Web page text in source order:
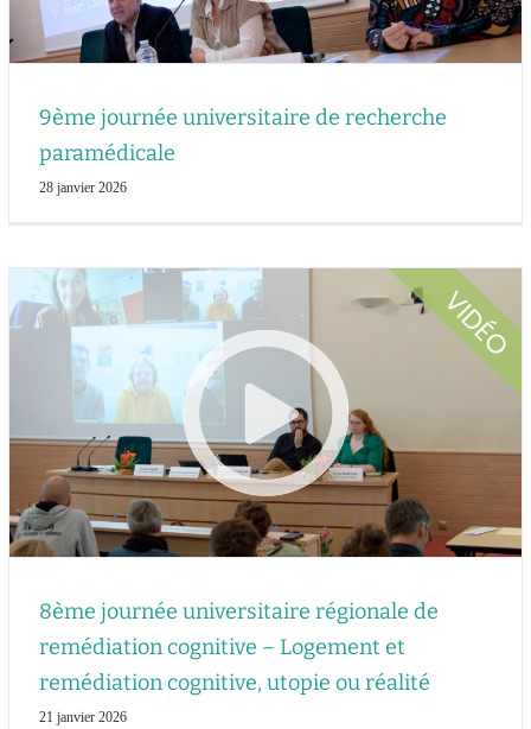
9ème journée universitaire de recherche
paramédicale
28 janvier 2026
8ème journée universitaire régionale de
remédiation cognitive – Logement et
remédiation cognitive, utopie ou réalité
21 janvier 2026